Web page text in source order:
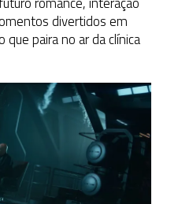
divertidos em
que paira no ar da clínica